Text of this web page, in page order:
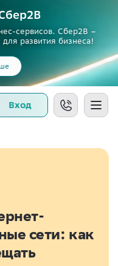
сервисов. Сбер2В –
развития бизнеса!
Вход
сети: как